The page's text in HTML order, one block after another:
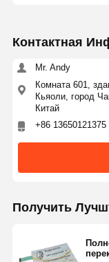
Контактная
Mr. Andy
Комната 601,
Кьяоли, город
Китай
+86 13650121375
Получить